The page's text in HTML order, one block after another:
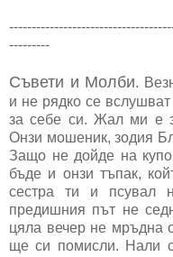
---------
Съвети и Молби.
и не рядко се
за себе си. Жал ми е
Онзи мошеник, зодия
Защо не дойде на
бъде и онзи тъпак,
сестра ти и псувал
предишния път не
цяла вечер не мръдна
ще си помисли. Нали